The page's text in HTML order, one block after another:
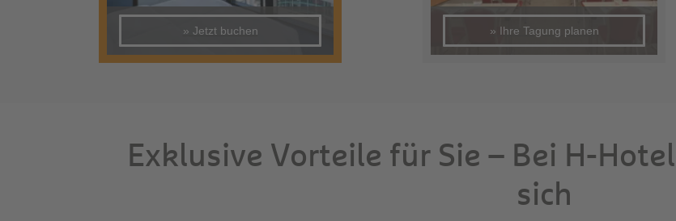
» Jetzt buchen » Ihre Tagung planen
Exklusive Vorteile für Sie – Bei H-
sich